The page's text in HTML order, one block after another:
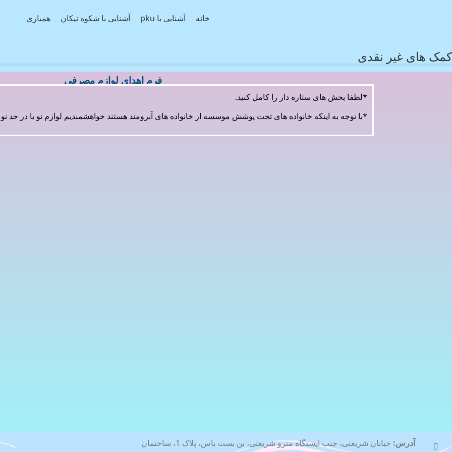
خانه آشنایی با pku آشنایی با شکوه نیکان همیاری
کمک های غیر نقدی
فرم اهدای لوازم مصرفی
*لطفا بخش های ستاره دار را کامل کنید.
*با توجه به اینکه خانواده های تحت پوشش موسسه از خانواده های آبرومند هستند خواهشمندیم لوازم نو یا در حد نو و
آدرس:
خیابان شریعتی، جنب ایستگاه مترو شریعتی، بن بست یاس، پلاک 1، ساختمان